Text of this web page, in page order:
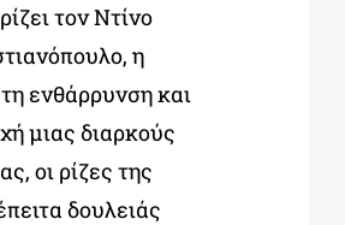
τον Ντίνο
η
ενθάρρυνση και
μιας διαρκούς
οι ρίζες της
δουλειάς